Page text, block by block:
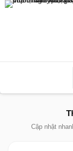
Cập nhật